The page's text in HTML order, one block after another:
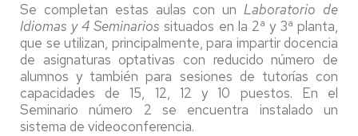
Se completan estas aulas con unLaboratorio de
Idiomas y 4 Seminarios situados en la 2ª y 3ª planta,
que se utilizan, principalmente, para impartir docencia
de asignaturas optativas con reducido número de
alumnos y también para sesiones de tutorías con
capacidades de 15, 12, 12 y 10 puestos. En el
Seminario número 2 se encuentra instalado un
sistema de videoconferencia.